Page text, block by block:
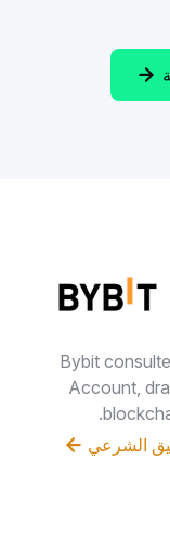
Bybit
Account,
الشرعي